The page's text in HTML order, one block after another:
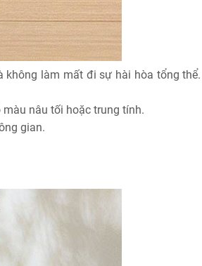
không làm mất đi sự hài hòa tổng thể.
màu nâu tối hoặc trung tính.
gian.